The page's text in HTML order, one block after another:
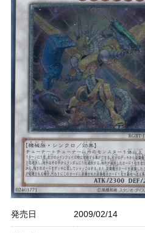
発売日 2009/02/14